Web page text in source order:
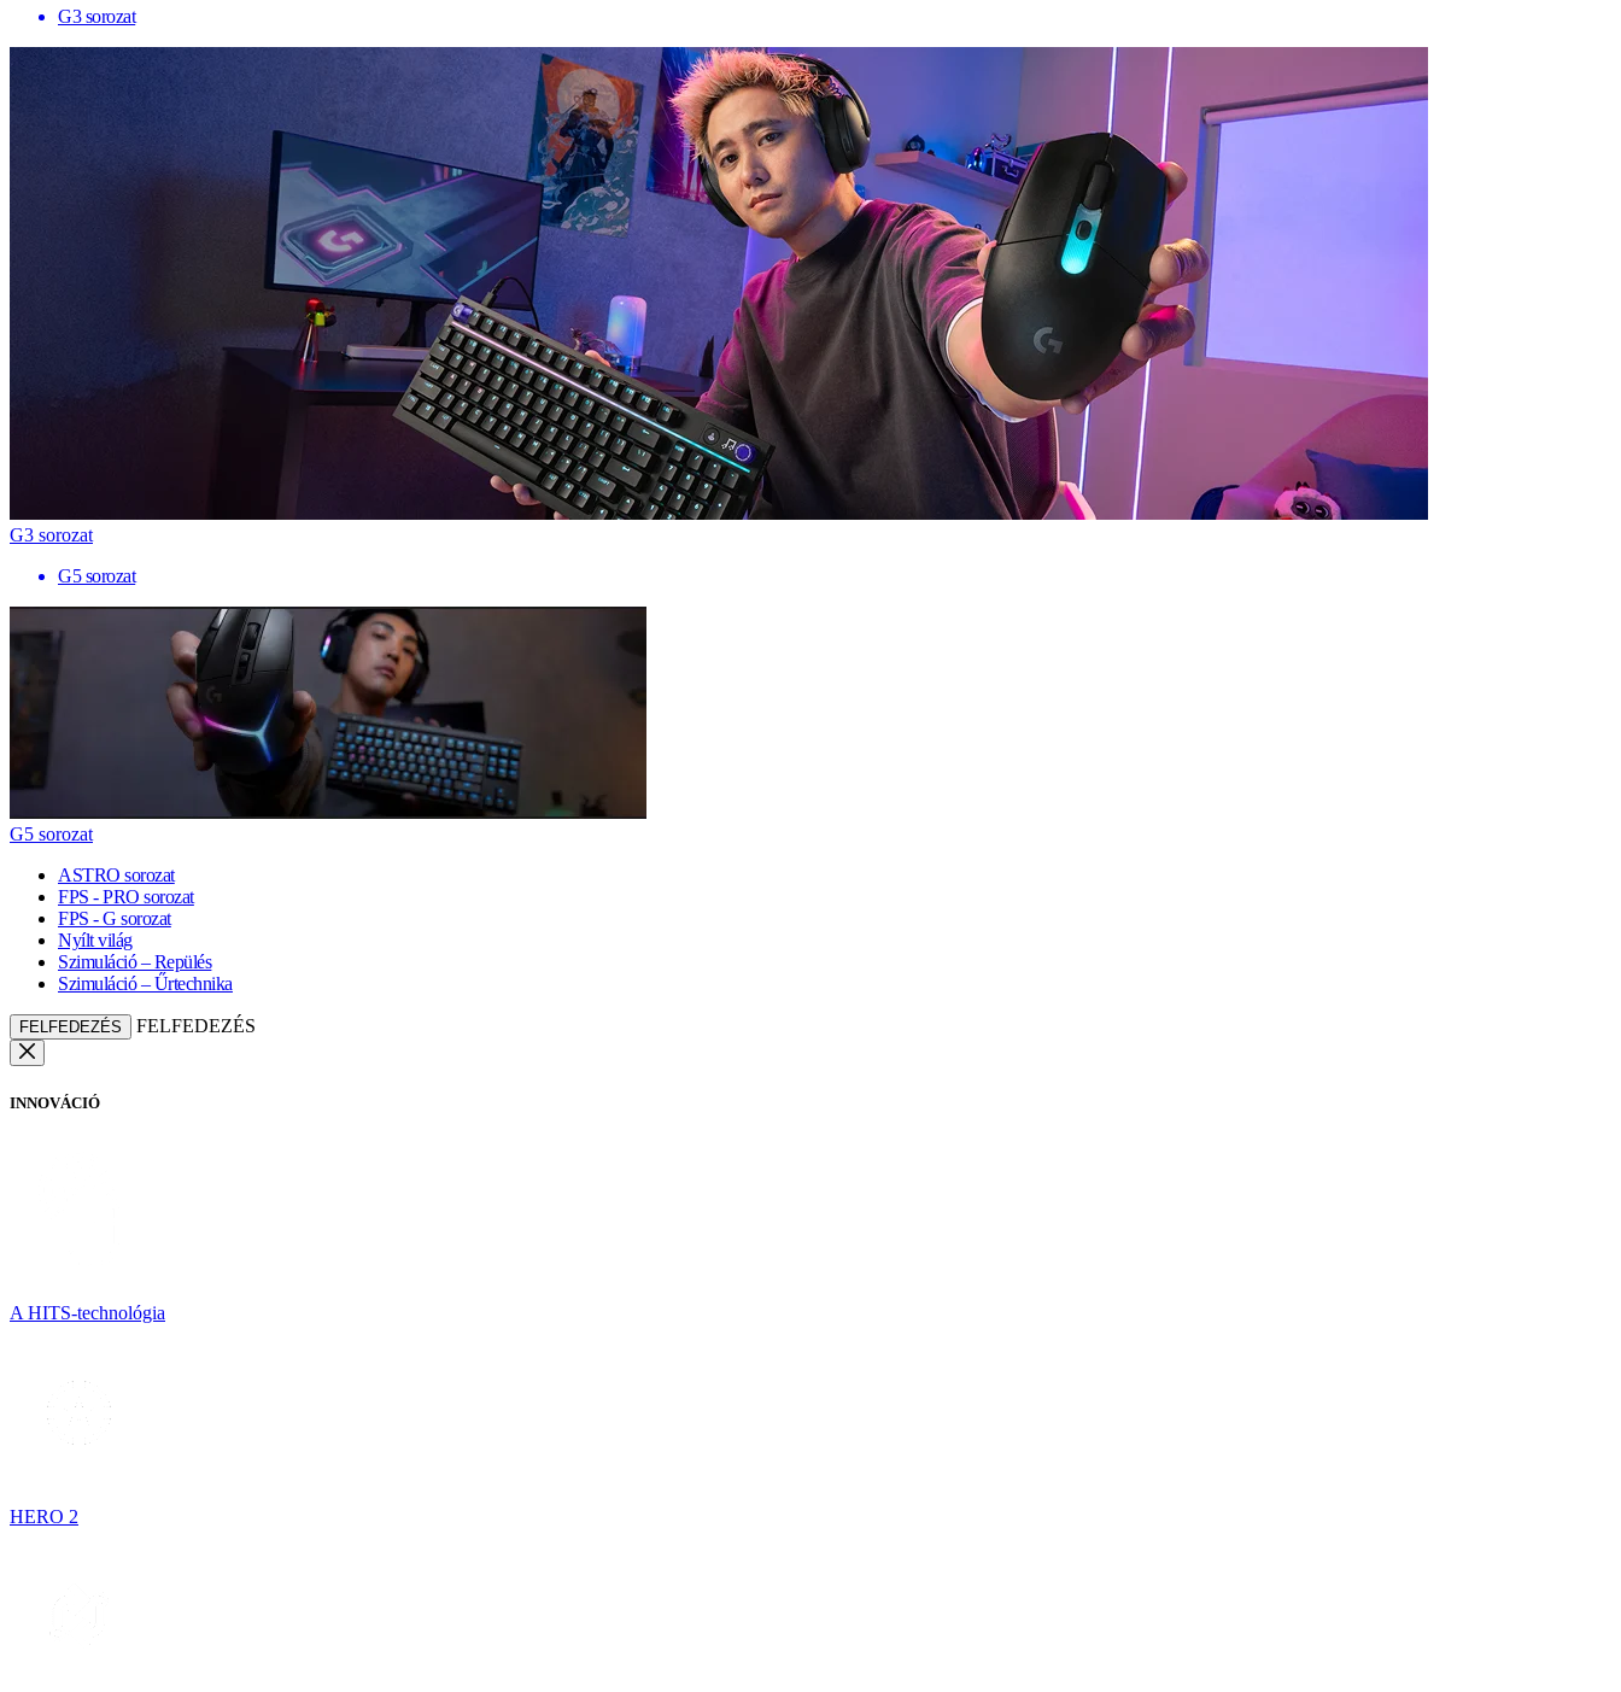
G3 sorozat
G3 sorozat
G5 sorozat
G5 sorozat
ASTRO sorozat
FPS - PRO sorozat
FPS - G sorozat
Nyílt világ
Szimuláció – Repülés
Szimuláció – Űrtechnika
FELFEDEZÉS FELFEDEZÉS
INNOVÁCIÓ
A HITS-technológia
HERO 2